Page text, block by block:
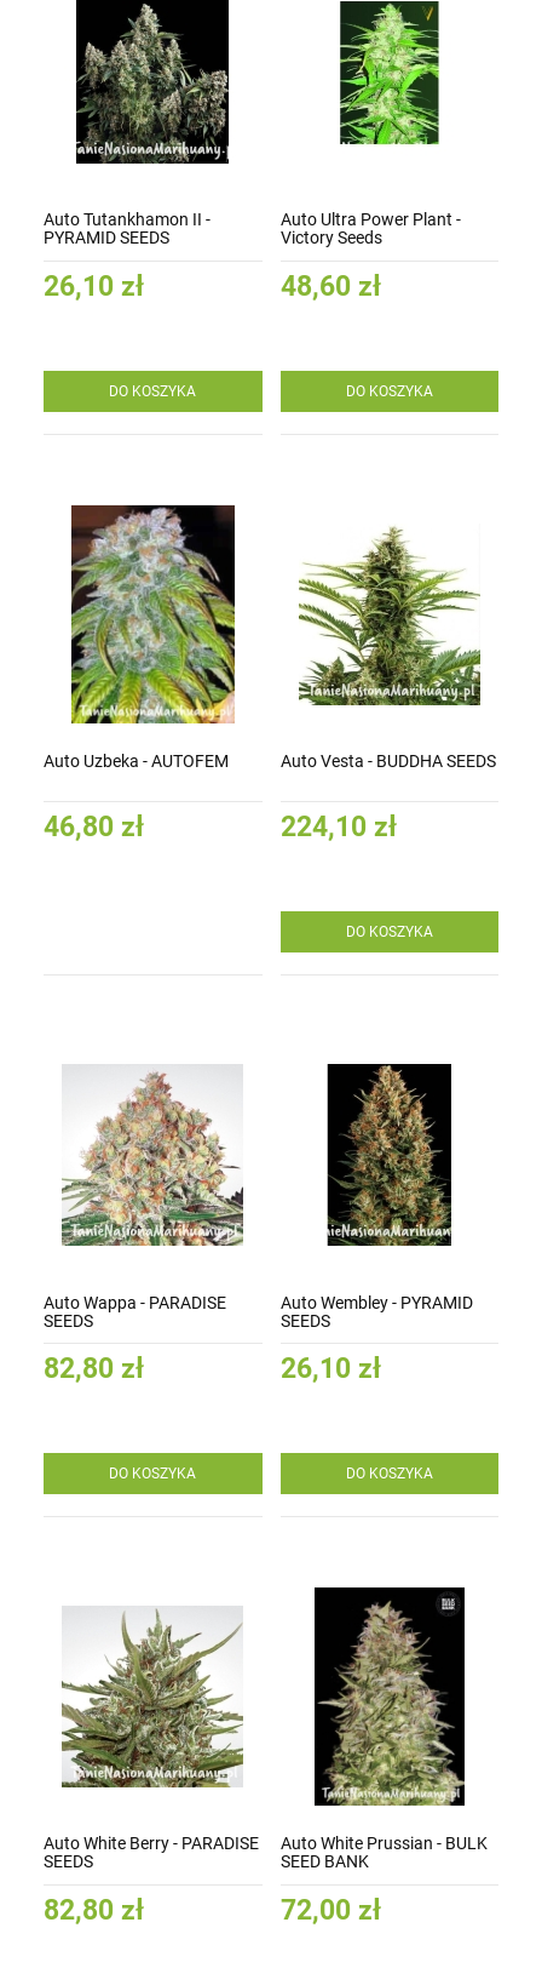
Auto Tutankhamon II -
PYRAMID SEEDS
26,10 zł
DO KOSZYKA
Auto Ultra Power Plant -
Victory Seeds
48,60 zł
DO KOSZYKA
Auto Uzbeka - AUTOFEM
46,80 zł
Auto Vesta - BUDDHA SEEDS
224,10 zł
DO KOSZYKA
Auto Wappa - PARADISE
SEEDS
82,80 zł
DO KOSZYKA
Auto Wembley - PYRAMID
SEEDS
26,10 zł
DO KOSZYKA
Auto White Berry - PARADISE
SEEDS
82,80 zł
Auto White Prussian - BULK
SEED BANK
72,00 zł